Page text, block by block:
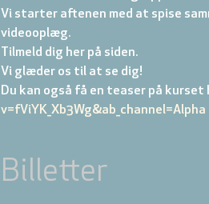
Vi starter aftenen med at spise
videooplæg.
Tilmeld dig her på siden.
Vi glæder os til at se dig!
Du kan også få en teaser på kurset
v=fViYK_Xb3Wg&ab_channel=Alpha
Billetter